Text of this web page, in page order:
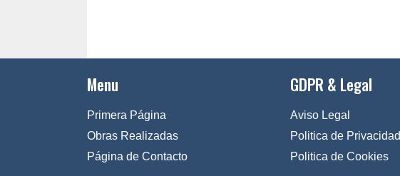
Menu
Primera Página
Obras Realizadas
Página de Contacto
GDPR & Legal
Aviso Legal
Politica de Privacidad
Politica de Cookies